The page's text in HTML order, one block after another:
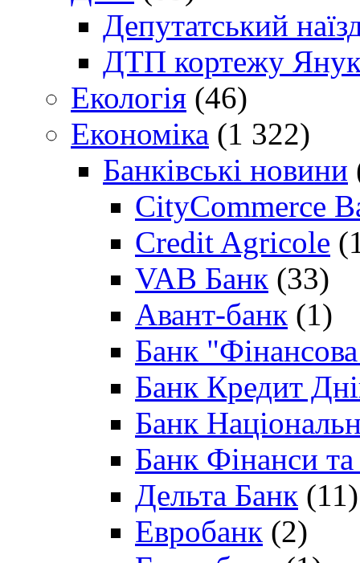
Депутатський
ДТП кортежу
Екологія (46)
Економіка (1 322)
Банківські новини
CityCommerce
Credit Agricole
VAB Банк (33)
Авант-банк (1)
Банк "Фінансова
Банк Кредит
Банк
Банк Фінанси
Дельта Банк (11)
Евробанк (2)